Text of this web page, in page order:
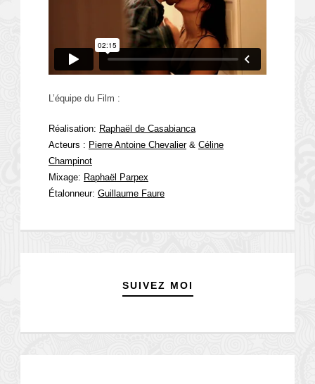
L’équipe du Film :
Réalisation: Raphaël de Casabianca
Acteurs : Pierre Antoine Chevalier& Céline
Champinot
Mixage: Raphaël Parpex
Étalonneur: Guillaume Faure
SUIVEZ MOI